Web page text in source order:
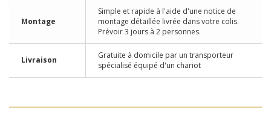
Montage
Simple et rapide à l'aide d'une notice de
montage détaillée livrée dans votre colis.
Prévoir 3 jours à 2 personnes.
Livraison
Gratuite à domicile par un transporteur
spécialisé équipé d'un chariot